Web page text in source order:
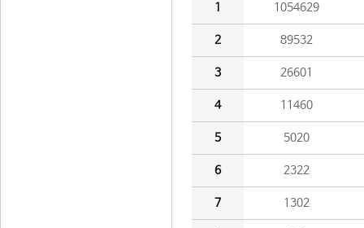
1 1054629
2 89532
3 26601
4 11460
5 5020
6 2322
7 1302